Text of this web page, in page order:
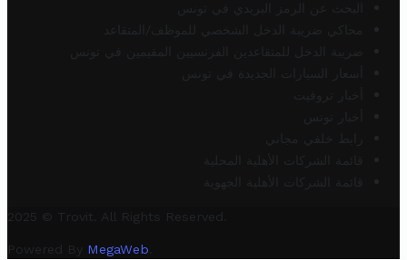
البحث عن الرمز البريدي في تونس
محاكي ضريبة الدخل الشخصي للموظف/المتقاعد
ضريبة الدخل للمتقاعدين الفرنسيين المقيمين في تونس
أسعار السيارات الجديدة في تونس
أخبار تروفيت
أخبار تونس
رابط خلفي مجاني
قائمة الشركات الأهلية المحلية
قائمة الشركات الأهلية الجهوية
2025 © Trovit. All Rights Reserved.
Powered By MegaWeb